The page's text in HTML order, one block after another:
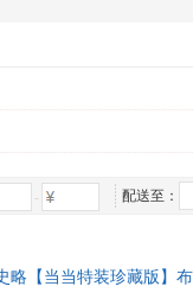
- 配送至：
略【当当特装珍藏版】